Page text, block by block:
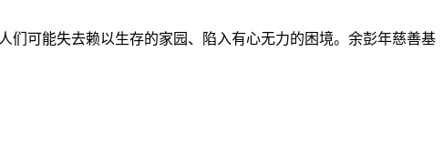
们可能失去赖以生存的家园、陷入有心无力的困境。余彭年慈善基